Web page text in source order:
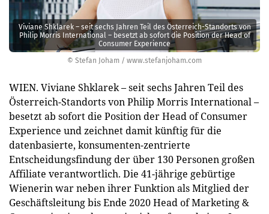
© Stefan Joham / www.stefanjoham.com
Viviane Shklarek – seit sechs Jahren Teil des Österreich-Standorts von
Philip Morris International – besetzt ab sofort die Position der Head of
Consumer Experience
WIEN. Viviane Shklarek – seit sechs Jahren Teil des
Österreich-Standorts von Philip Morris International –
besetzt ab sofort die Position der Head of Consumer
Experience und zeichnet damit künftig für die
datenbasierte, konsumenten-zentrierte
Entscheidungsfindung der über 130 Personen großen
Affiliate verantwortlich. Die 41-jährige gebürtige
Wienerin war neben ihrer Funktion als Mitglied der
Geschäftsleitung bis Ende 2020 Head of Marketing &